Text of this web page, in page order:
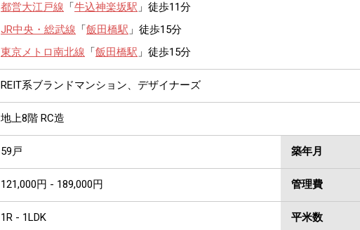
都営大江戸線 「 牛込神楽坂駅 」徒歩11分
JR中央・総武線 「 飯田橋駅 」徒歩15分
東京メトロ南北線 「 飯田橋駅 」徒歩15分
REIT系ブランドマンション、デザイナーズ
地上8階 RC造
59戸 築年月
121,000円 - 189,000円 管理費
1R - 1LDK 平米数